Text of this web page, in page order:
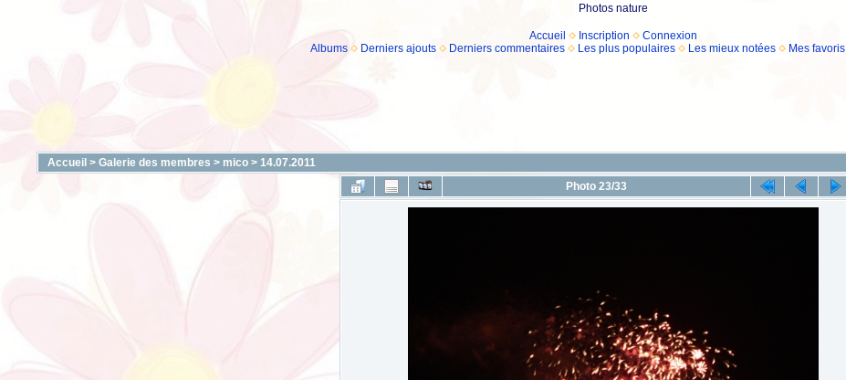
Photos nature
Accueil Inscription
Connexion
Albums
Derniers ajouts Derniers commentaires Les plus populaires Les mieux notées Mes favoris
Accueil > Galerie des membres > mico > 14.07.2011
Photo 23/33